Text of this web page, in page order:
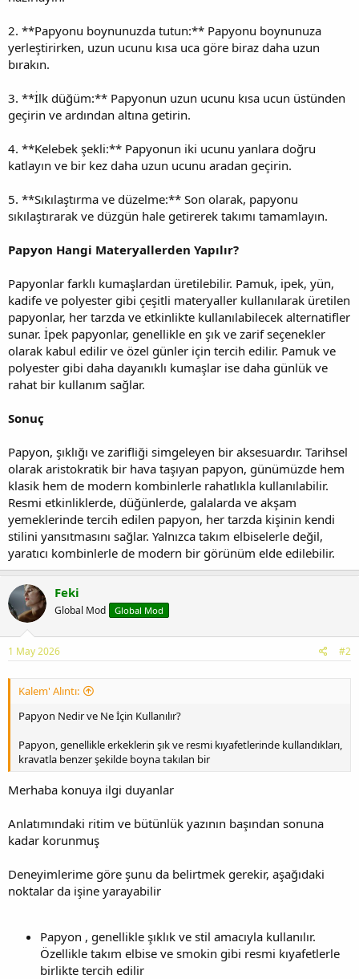
2. **Papyonu boynunuzda tutun:** Papyonu boynunuza
yerleştirirken, uzun ucunu kısa uca göre biraz daha uzun
bırakın.
3. **İlk düğüm:** Papyonun uzun ucunu kısa ucun üstünden
geçirin ve ardından altına getirin.
4. **Kelebek şekli:** Papyonun iki ucunu yanlara doğru
katlayın ve bir kez daha uzun ucunu aradan geçirin.
5. **Sıkılaştırma ve düzelme:** Son olarak, papyonu
sıkılaştırarak ve düzgün hale getirerek takımı tamamlayın.
Papyon Hangi Materyallerden Yapılır?
Papyonlar farklı kumaşlardan üretilebilir. Pamuk, ipek, yün,
kadife ve polyester gibi çeşitli materyaller kullanılarak üretilen
papyonlar, her tarzda ve etkinlikte kullanılabilecek alternatifler
sunar. İpek papyonlar, genellikle en şık ve zarif seçenekler
olarak kabul edilir ve özel günler için tercih edilir. Pamuk ve
polyester gibi daha dayanıklı kumaşlar ise daha günlük ve
rahat bir kullanım sağlar.
Sonuç
Papyon, şıklığı ve zarifliği simgeleyen bir aksesuardır. Tarihsel
olarak aristokratik bir hava taşıyan papyon, günümüzde hem
klasik hem de modern kombinlerle rahatlıkla kullanılabilir.
Resmi etkinliklerde, düğünlerde, galalarda ve akşam
yemeklerinde tercih edilen papyon, her tarzda kişinin kendi
stilini yansıtmasını sağlar. Yalnızca takım elbiselerle değil,
yaratıcı kombinlerle de modern bir görünüm elde edilebilir.
Feki
Global Mod Global Mod
1 May 2026 #2
Kalem' Alıntı:
Papyon Nedir ve Ne İçin Kullanılır?
Papyon, genellikle erkeklerin şık ve resmi kıyafetlerinde kullandıkları,
kravatla benzer şekilde boyna takılan bir
Merhaba konuya ilgi duyanlar
Anlatımındaki ritim ve bütünlük yazının başından sonuna
kadar korunmuş
Deneyimlerime göre şunu da belirtmek gerekir, aşağıdaki
noktalar da işine yarayabilir
Papyon , genellikle şıklık ve stil amacıyla kullanılır.
Özellikle takım elbise ve smokin gibi resmi kıyafetlerle
birlikte tercih edilir